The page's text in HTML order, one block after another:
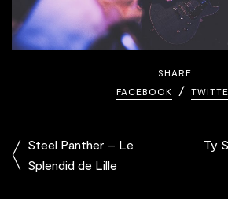
SHARE:
FACEBOOK
Steel Panther – Le
Splendid de Lille
Ty